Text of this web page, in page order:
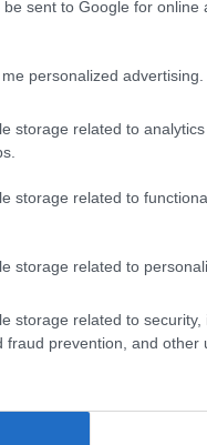
sent to Google for online
personalized advertising.
storage related to
storage related to
storage related to
storage related to security,
prevention, and other
Több mint 2 millió
mint 3 000 token
hogy a befektetők
altcoinjává nőhet,
lehetőségeket
van, és 0,0048
helyes útra.
is okot ad az
lehetőséget még a